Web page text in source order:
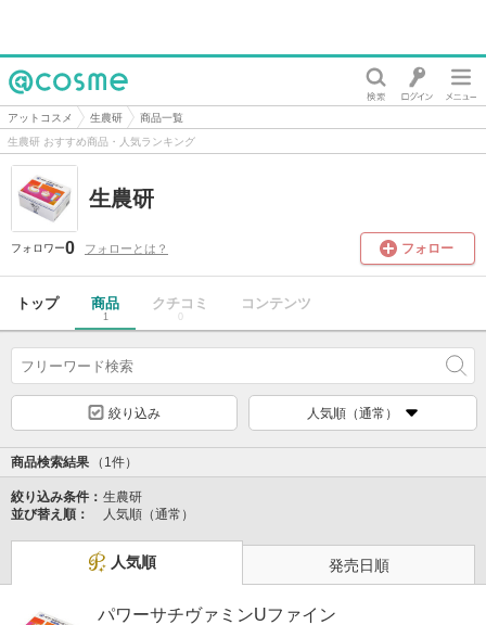
@cosme
アットコスメ 生農研
商品一覧
生農研 おすすめ商品・人気ランキング
生農研
フォロワー0 フォローとは？ フォロー
トップ 商品
1
クチコミ
0
コンテンツ
絞り込み 人気順（通常）
商品検索結果 （1件）
絞り込み条件： 生農研
並び替え順：
人気順（通常）
人気順 発売日順
パワーサチヴァミンUファイン